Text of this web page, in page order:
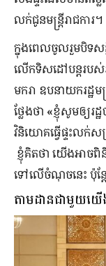
លក់ជូនមន្ដ្រីរាជការ។
ក្នុងពេលចូលរួមបិទស
លើកទិសដៅបន្ដរបស់រ
មករា ឧបនាយករដ្ឋម
ថ្លែងថា «ខ្ញុំសូមឲ្យរដ្
វិនិយោគធ្វើផ្ទះលក់សម្
ខ្ញុំគិតថា យើងអាចពិ
ទៅលើចំណុចនេះ ប៉ុន្
តាមដានជាមួយយ